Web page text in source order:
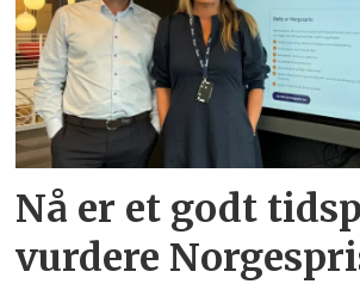
Nå er et godt
vurdere